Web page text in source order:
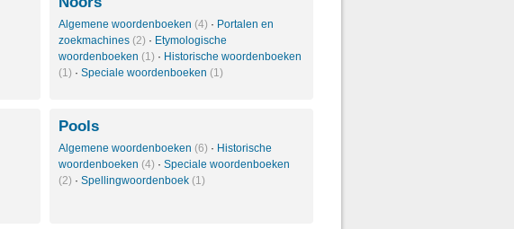
Algemene woordenboeken (4) · Portalen en
zoekmachines (2) · Etymologische
woordenboeken (1) · Historische woordenboeken
(1) · Speciale woordenboeken (1)
Pools
Algemene woordenboeken (6) · Historische
woordenboeken (4) · Speciale woordenboeken
(2) · Spellingwoordenboek (1)